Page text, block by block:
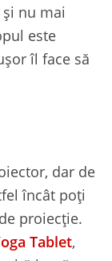
nu mai
este
îl face să
dar de
încât poți
proiecție.
Tablet,